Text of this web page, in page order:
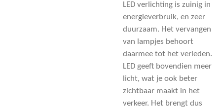
LED verlichting is zuinig in
energieverbruik, en zeer
duurzaam. Het vervangen
van lampjes behoort
daarmee tot het verleden.
LED geeft bovendien meer
licht, wat je ook beter
zichtbaar maakt in het
verkeer. Het brengt dus